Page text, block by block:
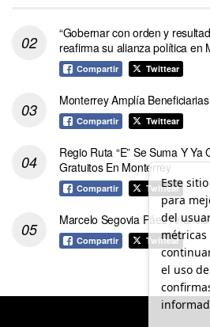
“Gobernar con orden y
reafirma su alianza política en
Compartir Twittear
Monterrey Amplía
Compartir Twittear
Regio Ruta “E” Se Suma Y
Gratuitos En Monterrey
Compartir Twittear
Marcelo Segovia Páez
Compartir Twittear
Este
para
del
métricas
el uso